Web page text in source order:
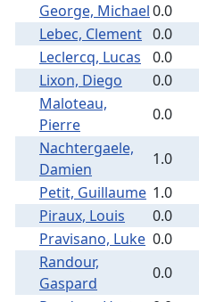
George, Michael0.0
Lebec, Clement 0.0
Leclercq, Lucas
0.0
Lixon, Diego
0.0
Maloteau,
Pierre
0.0
Nachtergaele,
Damien
1.0
Petit, Guillaume 1.0
Piraux, Louis
0.0
Pravisano, Luke 0.0
Randour,
Gaspard
0.0